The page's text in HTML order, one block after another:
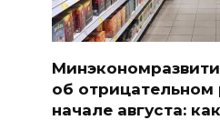
об отрицательном
начале августа: